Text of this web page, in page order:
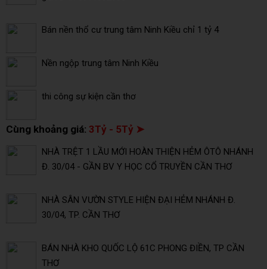
Bán nền thổ cư trung tâm Ninh Kiều chỉ 1 tỷ 4
Nền ngộp trung tâm Ninh Kiều
thi công sự kiện cần thơ
Cùng khoảng giá: 3Tỷ - 5Tỷ ➤
NHÀ TRỆT 1 LẦU MỚI HOÀN THIỆN HẺM ÔTÔ NHÁNH
Đ. 30/04 - GẦN BV Y HỌC CỔ TRUYỀN CẦN THƠ
NHÀ SÂN VƯỜN STYLE HIỆN ĐẠI HẺM NHÁNH Đ.
30/04, TP. CẦN THƠ
BÁN NHÀ KHO QUỐC LỘ 61C PHONG ĐIỀN, TP CẦN
THƠ